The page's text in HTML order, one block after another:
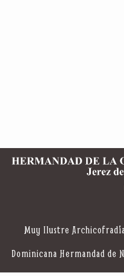
Muy Ilustre
Dominicana Hermandad de